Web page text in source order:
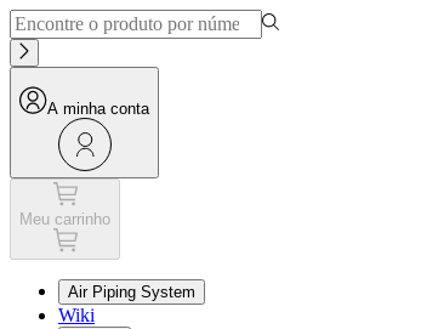
A minha conta
Meu carrinho
Air Piping System
Wiki